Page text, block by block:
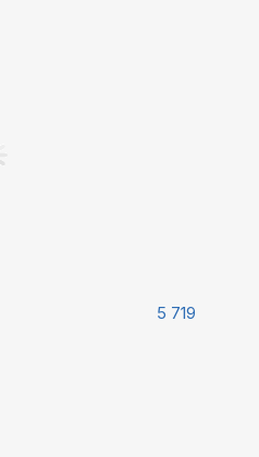
5 719